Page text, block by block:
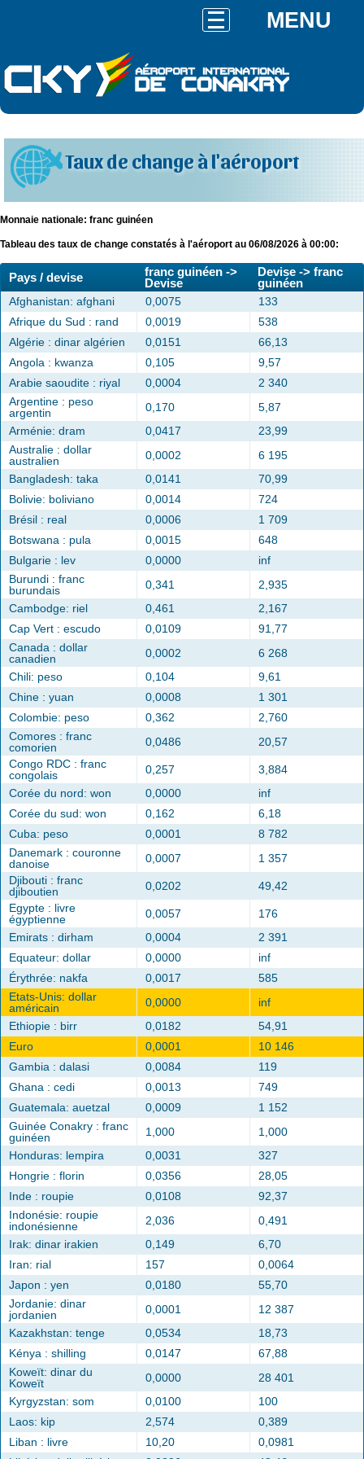
MENU
Taux de change à l'aéroport
Monnaie nationale: franc guinéen
Tableau des taux de change constatés à l'aéroport au 06/08/2026 à 00:00:
Pays / devise
franc guinéen ->
Devise
Devise -> franc
guinéen
Afghanistan: afghani 0,0075
133
Afrique du Sud : rand
0,0019
538
Algérie : dinar algérien
0,0151
66,13
Angola : kwanza
0,105
9,57
Arabie saoudite : riyal
0,0004
2 340
Argentine : peso
argentin
0,170
5,87
Arménie: dram
0,0417
23,99
Australie : dollar
australien
0,0002
6 195
Bangladesh: taka
0,0141
70,99
Bolivie: boliviano
0,0014
724
Brésil : real
0,0006
1 709
Botswana : pula
0,0015
648
Bulgarie : lev
0,0000
inf
Burundi : franc
burundais
0,341
2,935
Cambodge: riel
0,461
2,167
Cap Vert : escudo
0,0109
91,77
Canada : dollar
canadien
0,0002
6 268
Chili: peso
0,104
9,61
Chine : yuan
0,0008
1 301
Colombie: peso
0,362
2,760
Comores : franc
comorien
0,0486
20,57
Congo RDC : franc
congolais
0,257
3,884
Corée du nord: won
0,0000
inf
Corée du sud: won
0,162
6,18
Cuba: peso
0,0001
8 782
Danemark : couronne
danoise
0,0007
1 357
Djibouti : franc
djiboutien
0,0202
49,42
Egypte : livre
égyptienne
0,0057
176
Emirats : dirham
0,0004
2 391
Equateur: dollar
0,0000
inf
Érythrée: nakfa
0,0017
585
Etats-Unis: dollar
américain
0,0000
inf
Ethiopie : birr
0,0182
54,91
Euro
0,0001
10 146
Gambia : dalasi
0,0084
119
Ghana : cedi
0,0013
749
Guatemala: auetzal
0,0009
1 152
Guinée Conakry : franc
guinéen
1,000
1,000
Honduras: lempira
0,0031
327
Hongrie : florin
0,0356
28,05
Inde : roupie
0,0108
92,37
Indonésie: roupie
indonésienne
2,036
0,491
Irak: dinar irakien
0,149
6,70
Iran: rial
157
0,0064
Japon : yen
0,0180
55,70
Jordanie: dinar
jordanien
0,0001
12 387
Kazakhstan: tenge
0,0534
18,73
Kénya : shilling
0,0147
67,88
Koweït: dinar du
Koweït
0,0000
28 401
Kyrgyzstan: som
0,0100
100
Laos: kip
2,574
0,389
Liban : livre
10,20
0,0981